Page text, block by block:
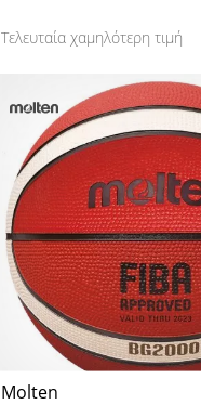
Τελευταία χαμηλότερη τιμή
Molten